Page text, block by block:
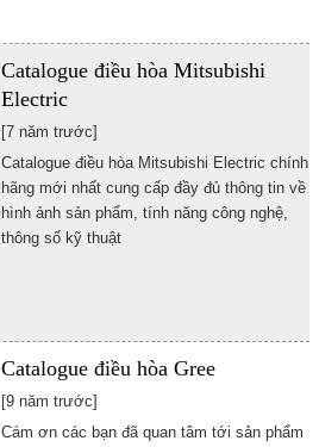
Catalogue điều hòa Mitsubishi
Electric
[7 năm trước]
Catalogue điều hòa Mitsubishi Electric chính
hãng mới nhất cung cấp đầy đủ thông tin về
hình ảnh sản phẩm, tính năng công nghệ,
thông số kỹ thuật
Catalogue điều hòa Gree
[9 năm trước]
Cám ơn các bạn đã quan tâm tới sản phẩm